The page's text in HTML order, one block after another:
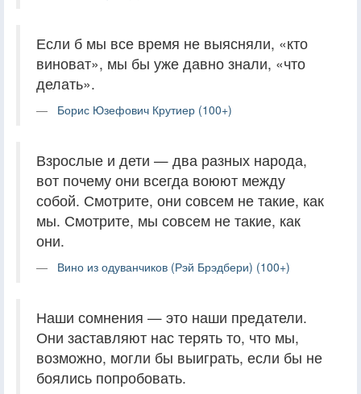
Если б мы все время не выясняли, «кто
виноват», мы бы уже давно знали, «что
делать».
Борис Юзефович Крутиер (100+)
Взрослые и дети — два разных народа,
вот почему они всегда воюют между
собой. Смотрите, они совсем не такие, как
мы. Смотрите, мы совсем не такие, как
они.
Вино из одуванчиков (Рэй Брэдбери) (100+)
Наши сомнения — это наши предатели.
Они заставляют нас терять то, что мы,
возможно, могли бы выиграть, если бы не
боялись попробовать.